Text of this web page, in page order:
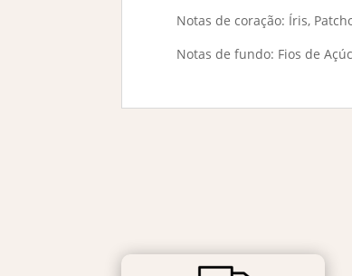
Notas de coração: Íris,
Notas de fundo: Fios de